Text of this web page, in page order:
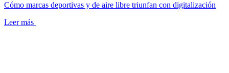
Cómo marcas deportivas y de aire libre triunfan con digitalización
Leer más